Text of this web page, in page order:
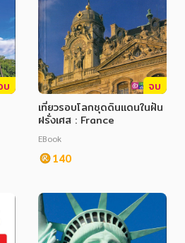
ทยาศาสตร์
บ
จบ
เที่ยวรอบโลกชุดดินแดนในฝัน
ฝรั่งเศส : France
EBook
140